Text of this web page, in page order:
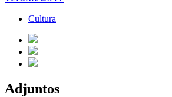
Cultura
Adjuntos